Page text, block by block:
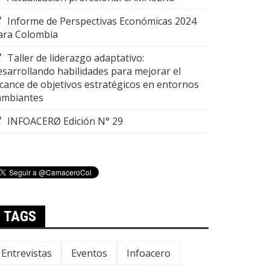
Informe de Perspectivas Económicas 2024
Colombia
Taller de liderazgo adaptativo:
habilidades para mejorar el
de objetivos estratégicos en entornos
INFOACERØ Edición N° 29
TAGS
Entrevistas Eventos Infoacero